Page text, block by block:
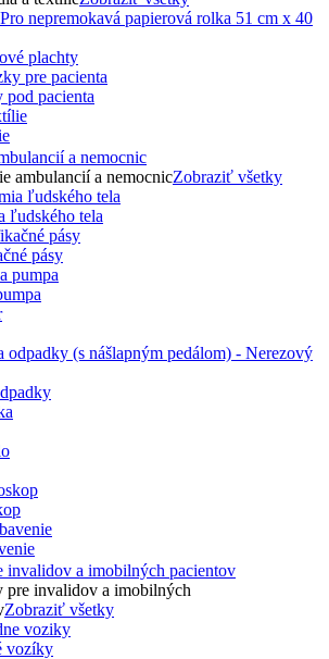
plachty
pod pacienta
a nemocnic
ambulancií a nemocnicZobraziť všetky
ľudského tela
pásy
invalidov a imobilných pacientov
pre invalidov a imobilných
Zobraziť všetky
vozíky